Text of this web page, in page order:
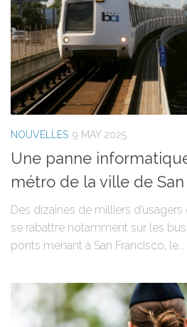
NOUVELLES 9 MAY 2025
Une panne
métro de la ville de
Des dizaines de milliers
se rabattre notamment sur les
ponts menant à San Francisco, le...